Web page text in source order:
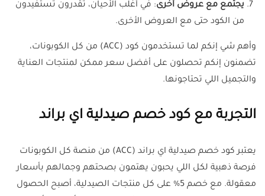
يجتمع مع عروض أخرى: في أغلب الأحيان، تقدرون تستفيدون
من الكود حتى مع العروض الأخرى.
وأهم شي إنكم لما تستخدمون كود (ACC) من كل الكوبونات،
تضمنون إنكم تحصلون على أفضل سعر ممكن لمنتجات العناية
والتجميل اللي تحتاجونها.
التجربة مع كود خصم صيدلية اي براند
يعتبر كود خصم صيدلية اي براند (ACC) من منصة كل الكوبونات
فرصة ذهبية لكل اللي يحبون يهتمون بصحتهم وجمالهم بأسعار
معقولة. مع خصم 5% على كل منتجات الصيدلية، أصبح الحصول